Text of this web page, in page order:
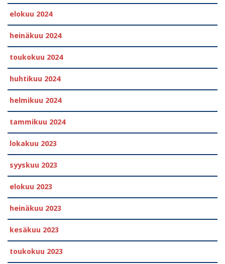
elokuu 2024
heinäkuu 2024
toukokuu 2024
huhtikuu 2024
helmikuu 2024
tammikuu 2024
lokakuu 2023
syyskuu 2023
elokuu 2023
heinäkuu 2023
kesäkuu 2023
toukokuu 2023